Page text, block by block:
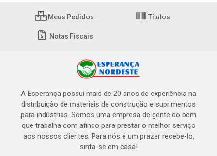
Meus Pedidos Títulos
Notas Fiscais
A Esperança possui mais de 20 anos de experiência na
distribuição de materiais de construção e suprimentos
para indústrias. Somos uma empresa de gente do bem
que trabalha com afinco para prestar o melhor serviço
aos nossos clientes. Para nós é um prazer recebe-lo,
sinta-se em casa!